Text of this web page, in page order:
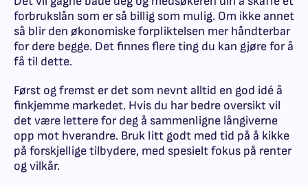
forbrukslån som er så billig som mulig. Om ikke annet
så blir den økonomiske forpliktelsen mer håndterbar
for dere begge. Det finnes flere ting du kan gjøre for å
få til dette.
Først og fremst er det som nevnt alltid en god idé å
finkjemme markedet. Hvis du har bedre oversikt vil
det være lettere for deg å sammenligne långiverne
opp mot hverandre. Bruk litt godt med tid på å kikke
på forskjellige tilbydere, med spesielt fokus på renter
og vilkår.